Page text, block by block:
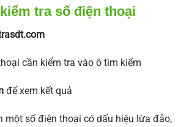
tra số điện thoại
cần kiểm tra vào ô tìm kiếm
để xem kết quả
một số điện thoại có dấu hiệu lừa đảo,